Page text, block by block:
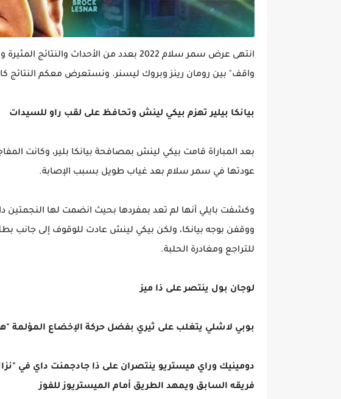
انتهى عرض سمر سلام 2022 بعدد من الأحداث
واقف" بين رومان رينز وبروك ليسنر. ونستعرض معكم النتائج
بيانكا بيلير تهزم بيكي لينش وتحافظ على لقب راو للسيدات
بعد المباراة قامت بيكي لينش بمصافحة بيانكا بلير، وكانت
عودتها في سمر سلام بعد غياب طويل بسبب الإصابة.
وكشفت بايلي أنها لم تعد بمفردها بحيث انضمت لها النجمتين
ووقفن بوجه بيانكا، ولكن بيكي لينش عادت للوقوف إلى جانب
للتراجع ومغادرة الحلبة.
لوجان بول ينتصر على ذا ميز
بوبي لاشلي يتغلب على ثيري بفضل حركة الإخضاع المؤلمة
دومينيك وراي ميستريو ينتصران على ذا جادجمنت داي في
فريقه السابق ويمهد الطريق أمام الميستريوز للفوز